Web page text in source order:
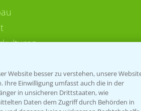
Website besser zu verstehen, unsere
Einwilligung umfasst auch die in der
in unsicheren Drittstaaten, wie
Daten dem Zugriff durch Behörden in